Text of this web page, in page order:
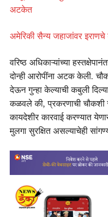
अटकेत
अमेरिकी सैन्य जहाजांवर
वरिष्ठ अधिकाऱ्यांच्या
दोन्ही आरोपींना अटक केली.
देऊन गुन्हा केल्याची कबुली
कळवले की, प्रकरणाची चौकशी
कायदेशीर कारवाई करण्यात
मुलगा सुरक्षित असल्याचेही